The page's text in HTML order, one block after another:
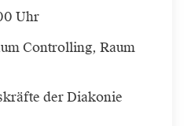
Uhr
Controlling, Raum
der Diakonie